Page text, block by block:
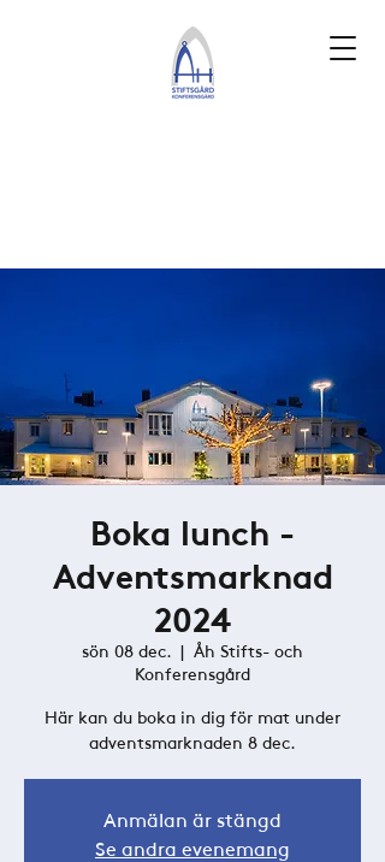
Boka lunch -
Adventsmarknad
2024
sön 08 dec.
  |
Åh Stifts- och
Konferensgård
Här kan du boka in dig för mat under
adventsmarknaden 8 dec.
Anmälan är stängd
Se andra evenemang